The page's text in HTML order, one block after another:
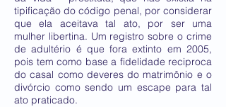
tipificação do código penal, por considerar
que ela aceitava tal ato, por ser uma
mulher libertina. Um registro sobre o crime
de adultério é que fora extinto em 2005,
pois tem como base a fidelidade reciproca
do casal como deveres do matrimônio e o
divórcio como sendo um escape para tal
ato praticado.